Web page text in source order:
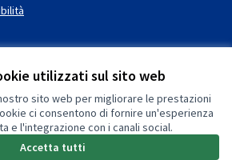
utilizzati sul sito web
sito web per migliorare le prestazioni
ci consentono di fornire un'esperienza
e l'integrazione con i canali social.
Accetta tutti
consoftware
esterno)
(Collegamento esterno)